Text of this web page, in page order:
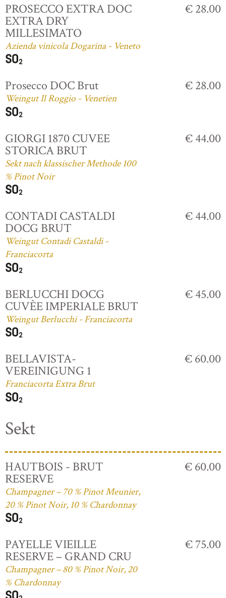
PROSECCO EXTRA DOC
EXTRA DRY
MILLESIMATO
Azienda vinicola Dogarina - Veneto
€ 28.00
Prosecco DOC Brut
Weingut Il Roggio - Venetien
€ 28.00
GIORGI 1870 CUVEE
STORICA BRUT
Sekt nach klassischer Methode 100
% Pinot Noir
€ 44.00
CONTADI CASTALDI
DOCG BRUT
Weingut Contadi Castaldi -
Franciacorta
€ 44.00
BERLUCCHI DOCG
CUVÈE IMPERIALE BRUT
Weingut Berlucchi - Franciacorta
€ 45.00
BELLAVISTA-
VEREINIGUNG 1
Franciacorta Extra Brut
€ 60.00
Sekt
HAUTBOIS - BRUT
RESERVE
Champagner – 70 % Pinot Meunier,
20 % Pinot Noir, 10 % Chardonnay
€ 60.00
PAYELLE VIEILLE
RESERVE – GRAND CRU
Champagner – 80 % Pinot Noir, 20
% Chardonnay
€ 75.00